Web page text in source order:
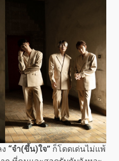
“จำ(ขึ้น)ใจ” ก็โดดเด่นไม่แพ้